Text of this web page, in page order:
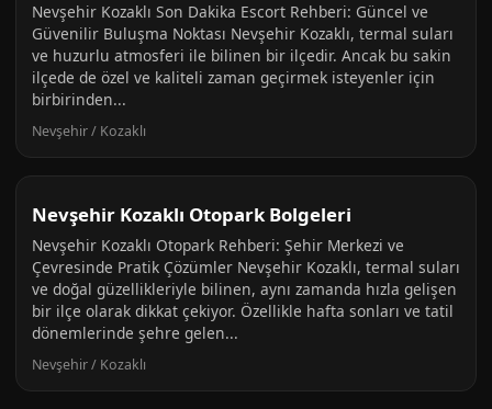
Nevşehir Kozaklı Son Dakika Escort Rehberi: Güncel ve
Güvenilir Buluşma Noktası Nevşehir Kozaklı, termal suları
ve huzurlu atmosferi ile bilinen bir ilçedir. Ancak bu sakin
ilçede de özel ve kaliteli zaman geçirmek isteyenler için
birbirinden...
Nevşehir / Kozaklı
Nevşehir Kozaklı Otopark Bolgeleri
Nevşehir Kozaklı Otopark Rehberi: Şehir Merkezi ve
Çevresinde Pratik Çözümler Nevşehir Kozaklı, termal suları
ve doğal güzellikleriyle bilinen, aynı zamanda hızla gelişen
bir ilçe olarak dikkat çekiyor. Özellikle hafta sonları ve tatil
dönemlerinde şehre gelen...
Nevşehir / Kozaklı